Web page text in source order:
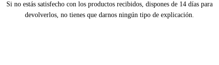
Si no estás satisfecho con los productos recibidos, dispones de 14 días para
devolverlos, no tienes que darnos ningún tipo de explicación.